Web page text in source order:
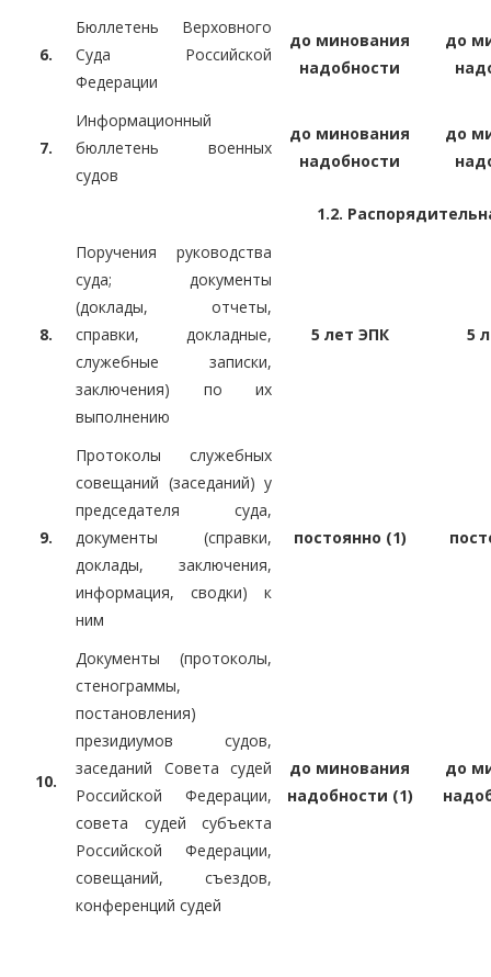
6.
Бюллетень Верховного
Суда Российской
Федерации
до минования
надобности
до
7.
Информационный
бюллетень военных
судов
до минования
надобности
до
1.2.
8.
Поручения руководства
суда; документы
(доклады, отчеты,
справки, докладные,
служебные записки,
заключения) по их
выполнению
5 лет ЭПК 5
9.
Протоколы служебных
совещаний (заседаний) у
председателя суда,
документы (справки,
доклады, заключения,
информация, сводки) к
ним
постоянно (1)
10.
Документы (протоколы,
стенограммы,
постановления)
президиумов судов,
заседаний Совета судей
Российской Федерации,
совета судей субъекта
Российской Федерации,
совещаний, съездов,
конференций судей
до минования
надобности (1)
до